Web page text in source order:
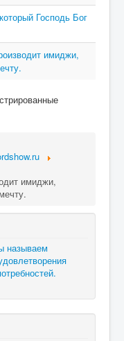
Господь Бог
имиджи,
имиджи,
называем